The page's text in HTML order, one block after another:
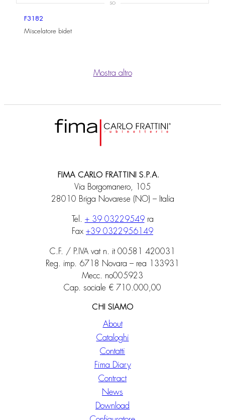
SO
F3182
Miscelatore bidet
Mostra altro
FIMA CARLO FRATTINI S.P.A.
Via Borgomanero, 105
28010 Briga Novarese (NO) – Italia
Tel. + 39 03229549ra
Fax +39 0322956149
C.F. / P.IVA vat n. it 00581 420031
Reg. imp. 6718 Novara – rea 133931
Mecc. no005923
Cap. sociale € 710.000,00
CHI SIAMO
About
Cataloghi
Contatti
Fima Diary
Contract
News
Download